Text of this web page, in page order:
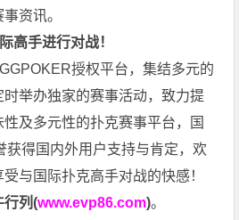
资讯。
高手进行对战！
授权平台，集结多元的
举办独家的赛事活动，致力提
及多元性的扑克赛事平台，国
获得国内外用户支持与肯定，欢
与国际扑克高手对战的快感！
行列(www.evp86.com)。